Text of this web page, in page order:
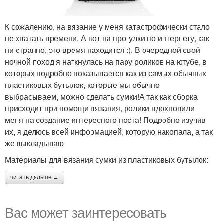
К сожалению, на вязание у меня катастрофически стало
не хватать времени. А вот на прогулки по интернету, как
ни странно, это время находится :). В очередной свой
ночной поход я наткнулась на пару роликов на ютубе, в
которых подробно показывается как из самых обычных
пластиковых бутылок, которые мы обычно
выбрасываем, можно сделать сумки!А так как сборка
присходит при помощи вязания, ролики вдохновили
меня на создание интересного поста! Подробно изучив
их, я делюсь всей информацией, которую накопала, а так
же выкладываю
Материалы для вязания сумки из пластиковых бутылок:
читать дальше →
Вас может заинтересовать